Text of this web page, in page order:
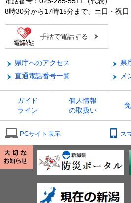
8時30分から17時15分まで、土日・祝日
手話で電話する
県庁へのアクセス
県
直通電話番号一覧
メ
ガイド
ライン
個人情報
の取扱い
PCサイト表示 ス